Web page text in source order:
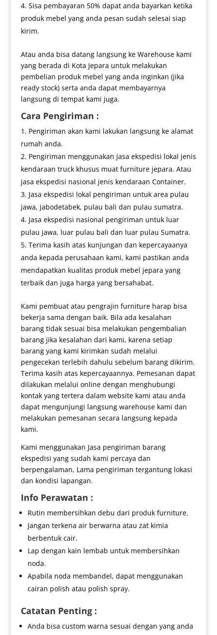
Sisa pembayaran 50% dapat anda bayarkan ketika
produk mebel yang anda pesan sudah selesai siap
kirim.
Atau anda bisa datang langsung ke Warehouse kami
yang berada di Kota Jepara untuk melakukan
pembelian produk mebel yang anda inginkan (jika
ready stock) serta anda dapat membayarnya
langsung di tempat kami juga.
Cara Pengiriman :
Pengiriman akan kami lakukan langsung ke alamat
rumah anda.
Pengiriman menggunakan jasa ekspedisi lokal jenis
kendaraan truck khusus muat furniture jepara. Atau
jasa ekspedisi nasional jenis kendaraan Container.
Jasa ekspedisi lokal pengiriman untuk area pulau
jawa, jabodetabek, pulau bali dan pulau sumatra.
Jasa ekspedisi nasional pengiriman untuk luar
pulau jawa, luar pulau bali dan luar pulau Sumatra.
Terima kasih atas kunjungan dan kepercayaanya
anda kepada perusahaan kami, kami pastikan anda
mendapatkan kualitas produk mebel jepara yang
terbaik dan juga harga yang bersahabat.
Kami pembuat atau pengrajin furniture harap bisa
bekerja sama dengan baik. Bila ada kesalahan
barang tidak sesuai bisa melakukan pengembalian
barang jika kesalahan dari kami, karena setiap
barang yang kami kirimkan sudah melalui
pengecekan terlebih dahulu sebelum barang dikirim.
Terima kasih atas kepercayaannya. Pemesanan dapat
dilakukan melalui online dengan menghubungi
kontak yang tertera dalam website kami atau anda
dapat mengunjungi langsung warehouse kami dan
melakukan pemesanan secara langsung kepada
kami.
Kami menggunakan Jasa pengiriman barang
ekspedisi yang sudah kami percaya dan
berpengalaman, Lama pengiriman tergantung lokasi
dan kondisi lapangan.
Info Perawatan :
Rutin membersihkan debu dari produk furniture.
Jangan terkena air berwarna atau zat kimia
berbentuk cair.
Lap dengan kain lembab untuk membersihkan
noda.
Apabila noda membandel, dapat menggunakan
cairan polish atau polish spray.
Catatan Penting :
Anda bisa custom warna sesuai dengan yang anda